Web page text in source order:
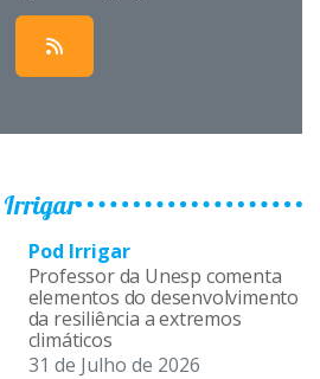
Irrigar
Pod Irrigar
Professor da Unesp comenta
elementos do desenvolvimento
da resiliência a extremos
climáticos
31 de Julho de 2026